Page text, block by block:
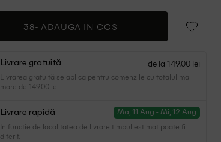
38- ADAUGA IN COS
Livrare gratuită de la 149.00 lei
Livrarea gratuită se aplica pentru comenzile cu totalul mai
mare de 149.00 lei
Livrare rapidă Ma, 11 Aug - Mi, 12 Aug
In functie de localitatea de livrare timpul estimat poate fi
diferit.